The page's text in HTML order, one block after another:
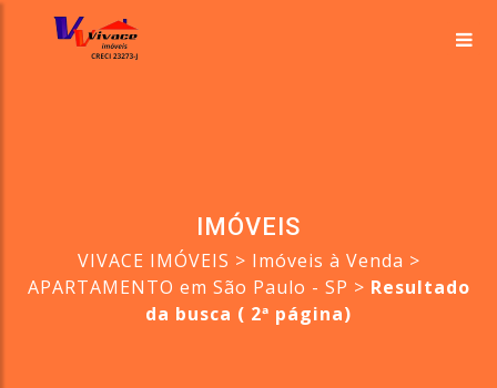
IMÓVEIS
VIVACE IMÓVEIS > Imóveis à Venda >
APARTAMENTO em São Paulo - SP > Resultado
da busca ( 2ª página)